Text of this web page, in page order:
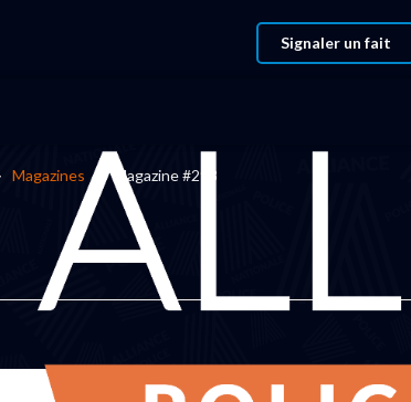
Signaler un fait
Magazines Magazine #298